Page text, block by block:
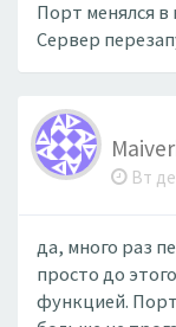
Порт менялся в
Сервер
Вт
да, много раз
просто до
функцией.